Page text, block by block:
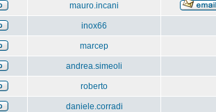
mauro.incani
inox66
marcep
andrea.simeoli
roberto
daniele.corradi